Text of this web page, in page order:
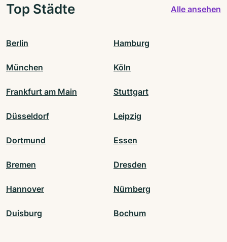
Top Städte Alle ansehen
Berlin Hamburg
München Köln
Frankfurt am Main Stuttgart
Düsseldorf Leipzig
Dortmund Essen
Bremen Dresden
Hannover Nürnberg
Duisburg Bochum